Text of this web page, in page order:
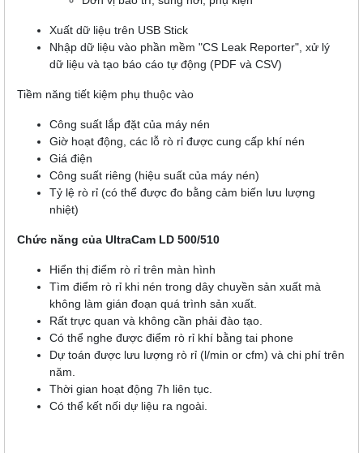
Xuất dữ liệu trên USB Stick
Nhập dữ liệu vào phần mềm "CS Leak Reporter", xử lý
dữ liệu và tạo báo cáo tự động (PDF và CSV)
Tiềm năng tiết kiệm phụ thuộc vào
Công suất lắp đặt của máy nén
Giờ hoạt động, các lỗ rò rỉ được cung cấp khí nén
Giá điện
Công suất riêng (hiệu suất của máy nén)
Tỷ lệ rò rỉ (có thể được đo bằng cảm biến lưu lượng
nhiệt)
Chức năng của UltraCam LD 500/510
Hiển thị điểm rò rỉ trên màn hình
Tìm điểm rò rỉ khi nén trong dây chuyền sản xuất mà
không làm gián đoạn quá trình sản xuất.
Rất trực quan và không cần phải đào tạo.
Có thể nghe được điểm rò rỉ khí bằng tai phone
Dự toán được lưu lượng rò rỉ (l/min or cfm) và chi phí trên
năm.
Thời gian hoạt động 7h liên tục.
Có thể kết nối dự liệu ra ngoài.